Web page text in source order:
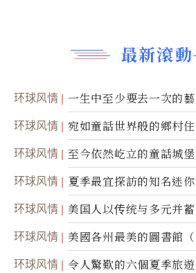
最新滾動
环球风情 一生中至少要去一次的
环球风情 宛如童話世界般的鄉村
环球风情 至今依然屹立的童話城堡
环球风情 夏季最宜探訪的知名迷
环球风情
美国人以传统与多元并蓄
50周年
环球风情 美國各州最美的圖書館（
环球风情 令人驚歎的六個夏季旅